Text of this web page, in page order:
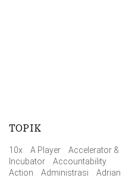
TOPIK
10x A Player
Accelerator &
Incubator
Accountability
Action
Administrasi
Adrian